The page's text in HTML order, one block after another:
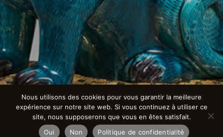
Nous utilisons des cookies pour vous garantir la meilleure
expérience sur notre site web. Si vous continuez à utiliser ce
site, nous supposerons que vous en êtes satisfait.
Oui
Non Politique de confidentialité